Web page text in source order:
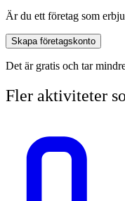
Är du ett företag som
Skapa företagskonto
Det är gratis och tar
Fler aktiviteter